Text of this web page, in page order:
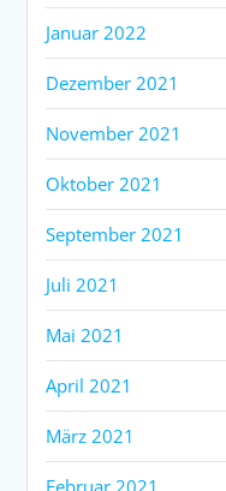
Januar 2022
Dezember 2021
November 2021
Oktober 2021
September 2021
Juli 2021
Mai 2021
April 2021
März 2021
Februar 2021